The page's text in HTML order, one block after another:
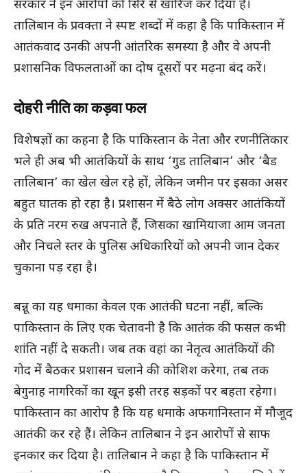
सरकार ने इन आरोपों को सिरे से खारिज कर दिया है।
तालिबान के प्रवक्ता ने स्पष्ट शब्दों में कहा है कि पाकिस्तान में
आतंकवाद उनकी अपनी आंतरिक समस्या है और वे अपनी
प्रशासनिक विफलताओं का दोष दूसरों पर मढ़ना बंद करें।
दोहरी नीति का कड़वा फल
विशेषज्ञों का कहना है कि पाकिस्तान के नेता और रणनीतिकार
भले ही अब भी आतंकियों के साथ ‘गुड तालिबान’ और ‘बैड
तालिबान’ का खेल खेल रहे हों, लेकिन जमीन पर इसका असर
बहुत घातक हो रहा है। प्रशासन में बैठे लोग अक्सर आतंकियों
के प्रति नरम रुख अपनाते हैं, जिसका खामियाजा आम जनता
और निचले स्तर के पुलिस अधिकारियों को अपनी जान देकर
चुकाना पड़ रहा है।
बन्नू का यह धमाका केवल एक आतंकी घटना नहीं, बल्कि
पाकिस्तान के लिए एक चेतावनी है कि आतंक की फसल कभी
शांति नहीं दे सकती। जब तक वहां का नेतृत्व आतंकियों की
गोद में बैठकर प्रशासन चलाने की कोशिश करेगा, तब तक
बेगुनाह नागरिकों का खून इसी तरह सड़कों पर बहता रहेगा।
पाकिस्तान का आरोप है कि यह धमाके अफगानिस्तान में मौजूद
आतंकी कर रहे हैं। लेकिन तालिबान ने इन आरोपों से साफ
इनकार कर दिया है। तालिबान ने कहा है कि पाकिस्तान में